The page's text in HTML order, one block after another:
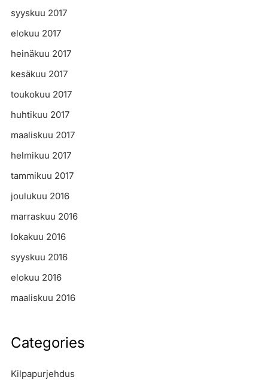
syyskuu 2017
elokuu 2017
heinäkuu 2017
kesäkuu 2017
toukokuu 2017
huhtikuu 2017
maaliskuu 2017
helmikuu 2017
tammikuu 2017
joulukuu 2016
marraskuu 2016
lokakuu 2016
syyskuu 2016
elokuu 2016
maaliskuu 2016
Categories
Kilpapurjehdus